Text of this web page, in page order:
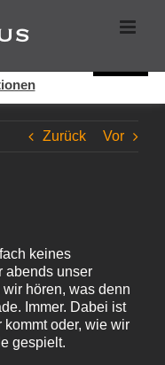
Zurück Vor
keines
abends unser
hören, was denn
Immer. Dabei ist
oder, wie wir
gespielt.
der Bereitstellung der
erklären Sie sich